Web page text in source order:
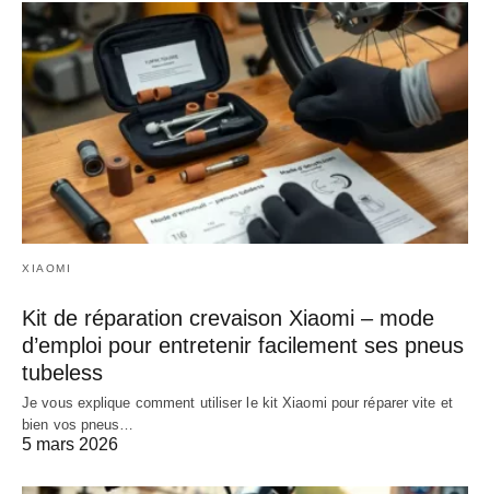
XIAOMI
Kit de réparation crevaison Xiaomi – mode
d’emploi pour entretenir facilement ses pneus
tubeless
Je vous explique comment utiliser le kit Xiaomi pour réparer vite et
bien vos pneus…
5 mars 2026